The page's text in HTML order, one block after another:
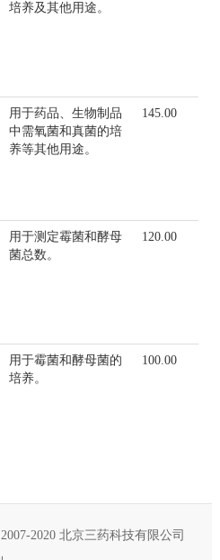
培养及其他用途。
用于药品、生物制品
中需氧菌和真菌的培
养等其他用途。
145.00
用于测定霉菌和酵母
菌总数。
120.00
用于霉菌和酵母菌的
培养。
100.00
2020 北京三药科技有限公司